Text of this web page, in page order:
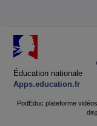
Éducation nationale
Apps.education.fr
PodEduc plateforme